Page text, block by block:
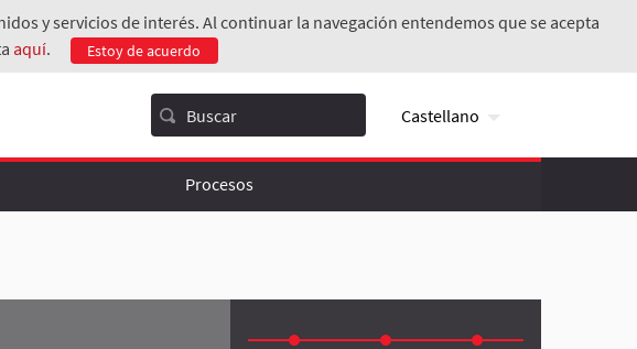
y servicios de interés. Al continuar la navegación entendemos que se acepta
aquí. Estoy de acuerdo
Castellano
Procesos